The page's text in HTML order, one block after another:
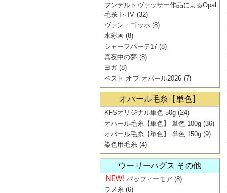
フンデルトヴァッサー作品によるOpal
毛糸 I～IV (32)
ヴァン・ゴッホ (8)
水彩画 (8)
シャーフパーテ17 (8)
真夜中の夢 (8)
ヨガ(8)
ベスト オブ オパール2026 (7)
オパール毛糸【単色】
KFSオリジナル単色 50g (24)
オパール毛糸【単色】 単色 100g (36)
オパール毛糸【単色】 単色 150g (9)
染色用毛糸 (4)
ウーリーハグス その他
パッフィーモア (8)
ラメ糸 (6)